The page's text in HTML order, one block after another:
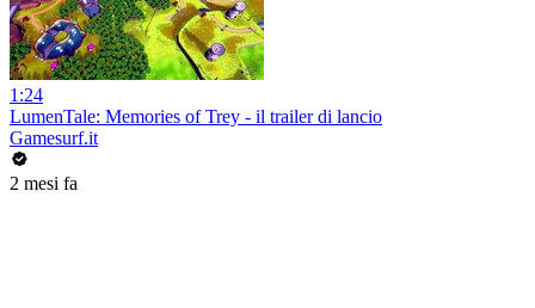
1:24
LumenTale: Memories of Trey - il trailer di lancio
Gamesurf.it
2 mesi fa